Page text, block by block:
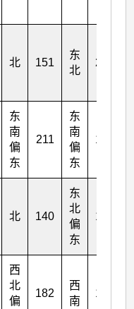
北 151
东
北
209
东
南
偏
东
211
东
南
偏
东
189
北 140
东
北
偏
东
176
西
北
偏
182
西
南
198